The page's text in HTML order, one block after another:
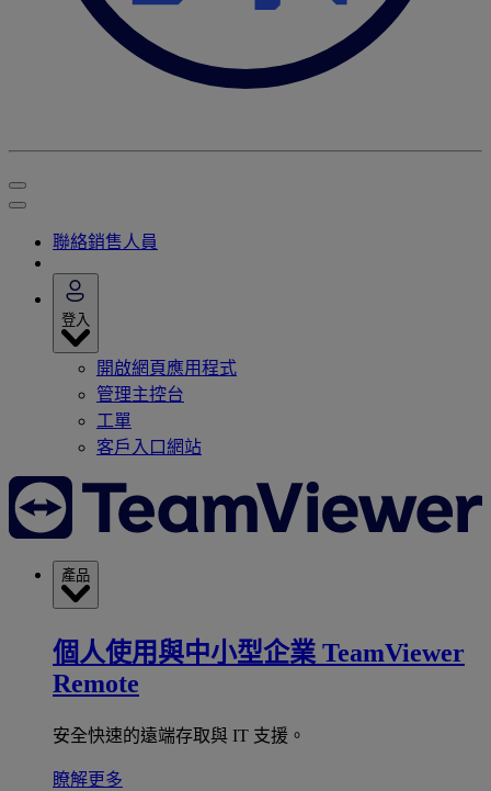
聯絡銷售人員
登入
開啟網頁應用程式
管理主控台
工單
客戶入口網站
產品
個人使用與中小型企業 TeamViewer
Remote
安全快速的遠端存取與 IT 支援。
瞭解更多